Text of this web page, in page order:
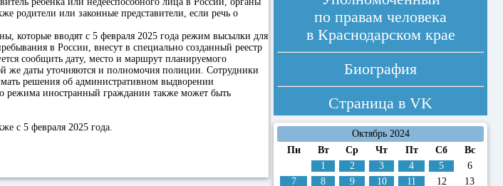
родители или законные представители, если речь о
которые вводят с 5 февраля 2025 года режим высылки для
в России, внесут в специально созданный реестр
сообщить дату, место и маршрут планируемого
же даты уточняются и полномочия полиции. Сотрудники
решения об административном выдворении
режима иностранный гражданин также может быть
с 5 февраля 2025 года.
по правам человека
в Краснодарском крае
Биография
Страница в VK
Октябрь 2024
Пн
Вт Ср Чт Пт Сб
Вс
1
2 3 4 5
6
7
8 9 10 11 12 13